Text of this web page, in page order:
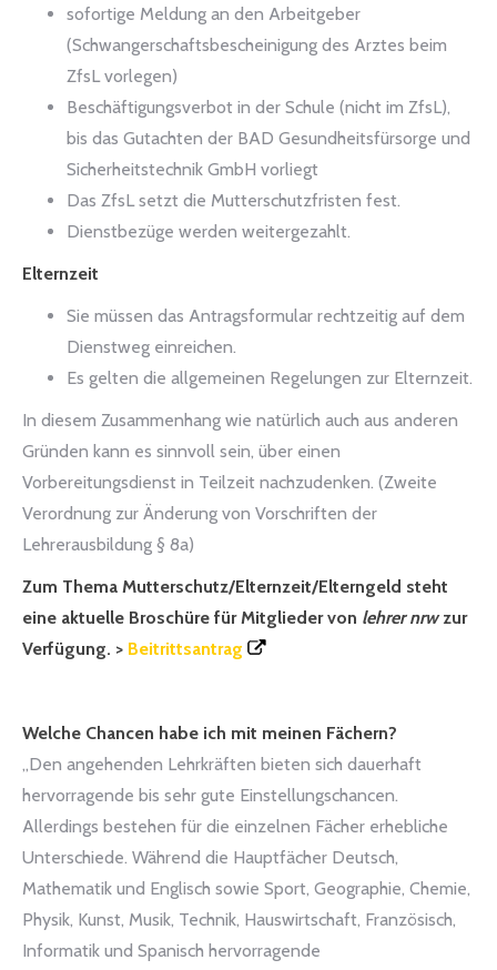
sofortige Meldung an den Arbeitgeber
(Schwangerschaftsbescheinigung des Arztes beim
ZfsL vorlegen)
Beschäftigungsverbot in der Schule (nicht im ZfsL),
bis das Gutachten der BAD Gesundheitsfürsorge und
Sicherheitstechnik GmbH vorliegt
Das ZfsL setzt die Mutterschutzfristen fest.
Dienstbezüge werden weitergezahlt.
Elternzeit
Sie müssen das Antragsformular rechtzeitig auf dem
Dienstweg einreichen.
Es gelten die allgemeinen Regelungen zur Elternzeit.
In diesem Zusammenhang wie natürlich auch aus anderen
Gründen kann es sinnvoll sein, über einen
Vorbereitungsdienst in Teilzeit nachzudenken. (Zweite
Verordnung zur Änderung von Vorschriften der
Lehrerausbildung § 8a)
Zum Thema Mutterschutz/Elternzeit/Elterngeld steht
eine aktuelle Broschüre für Mitglieder von lehrer nrwzur
Verfügung. > Beitrittsantrag
Welche Chancen habe ich mit meinen Fächern?
„Den angehenden Lehrkräften bieten sich dauerhaft
hervorragende bis sehr gute Einstellungschancen.
Allerdings bestehen für die einzelnen Fächer erhebliche
Unterschiede. Während die Hauptfächer Deutsch,
Mathematik und Englisch sowie Sport, Geographie, Chemie,
Physik, Kunst, Musik, Technik, Hauswirtschaft, Französisch,
Informatik und Spanisch hervorragende